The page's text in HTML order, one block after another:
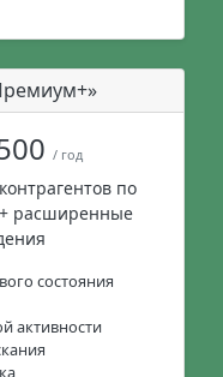
/ год
по
расширенные
состояния
активности